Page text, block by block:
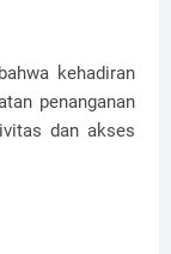
kehadiran
penanganan
dan akses